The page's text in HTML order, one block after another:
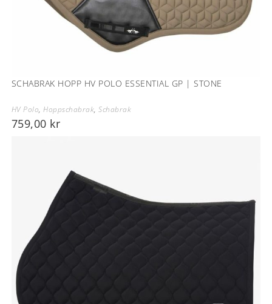
SCHABRAK HOPP HV POLO ESSENTIAL GP | STONE
HV Polo,Hoppschabrak,Schabrak
759,00 kr